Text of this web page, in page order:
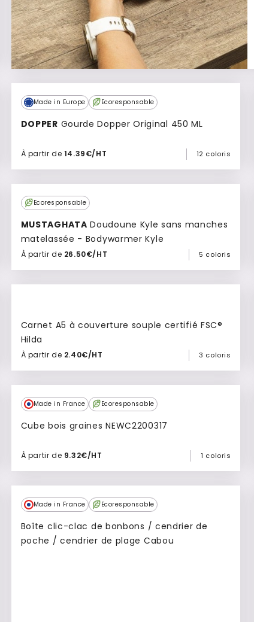
Made in Europe Ecoresponsable
DOPPER Gourde Dopper Original 450 ML
À partir de 14.39€/HT 12 coloris
Ajouter à mon devis
TopEcoresponsable
MUSTAGHATA Doudoune Kyle sans manches
matelassée - Bodywarmer Kyle
À partir de 26.50€/HT 5 coloris
Ajouter à mon devis
Carnet A5 à couverture souple certifié FSC®
Hilda
À partir de 2.40€/HT 3 coloris
Ajouter à mon devis
Made in France Ecoresponsable
Cube bois graines NEWC2200317
À partir de 9.32€/HT 1 coloris
Ajouter à mon devis
Culte
Made in France Ecoresponsable
Boîte clic-clac de bonbons / cendrier de
poche / cendrier de plage Cabou